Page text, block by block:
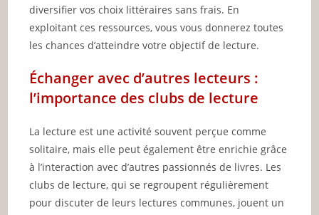
diversifier vos choix littéraires sans frais. En
exploitant ces ressources, vous vous donnerez toutes
les chances d’atteindre votre objectif de lecture.
Échanger avec d’autres lecteurs :
l’importance des clubs de lecture
La lecture est une activité souvent perçue comme
solitaire, mais elle peut également être enrichie grâce
à l’interaction avec d’autres passionnés de livres. Les
clubs de lecture, qui se regroupent régulièrement
pour discuter de leurs lectures communes, jouent un